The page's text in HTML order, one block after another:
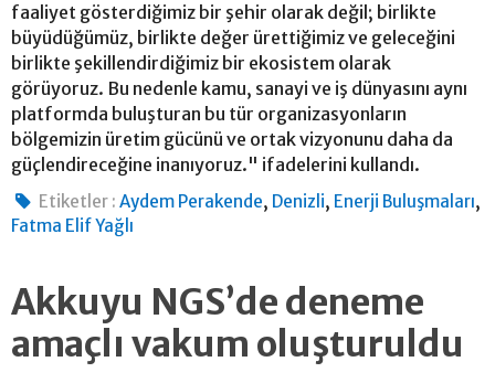
faaliyet gösterdiğimiz bir şehir olarak değil; birlikte
büyüdüğümüz, birlikte değer ürettiğimiz ve geleceğini
birlikte şekillendirdiğimiz bir ekosistem olarak
görüyoruz. Bu nedenle kamu, sanayi ve iş dünyasını aynı
platformda buluşturan bu tür organizasyonların
bölgemizin üretim gücünü ve ortak vizyonunu daha da
güçlendireceğine inanıyoruz." ifadelerini kullandı.
Etiketler : Aydem Perakende, Denizli, Enerji Buluşmaları,
Fatma Elif Yağlı
Akkuyu NGS’de deneme
amaçlı vakum oluşturuldu